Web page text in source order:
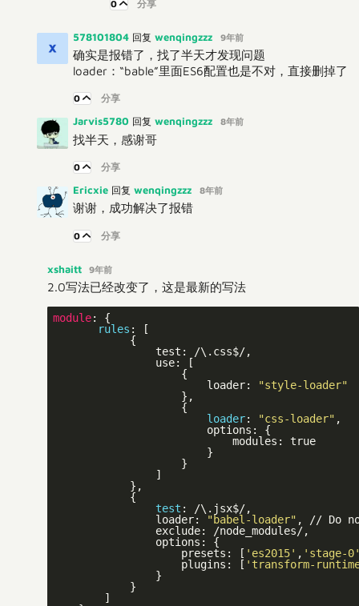
0 分享
578101804 回复 wenqingzzz 9年前
确实是报错了，找了半天才发现问题
loader：“bable”里面ES6配置也是不对，直接删掉了
0 分享
Jarvis5780 回复 wenqingzzz 8年前
找半天，感谢哥
0 分享
Ericxie 回复 wenqingzzz 8年前
谢谢，成功解决了报错
0 分享
xshaitt 9年前
2.0写法已经改变了，这是最新的写法
module: {
rules : [
            {
                test: /\.css$/,
                use: [
                    {
                        loader:
"style-loader"
                    },
                    {
loader: "css-loader" ,
                        options: {
                            modules: true
                        }
                    }
                ]
            },
            {
test : /\.jsx$/,
                loader:
"babel-loader" , // Do
                exclude: /node_modules/,
                options: {
                    presets: [
'es2015' , 'stage-
                    plugins: [
'transform-
                }
            }
        ]